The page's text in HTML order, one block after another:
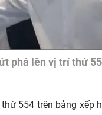
phá lên vị trí thứ
554 trên bảng xếp